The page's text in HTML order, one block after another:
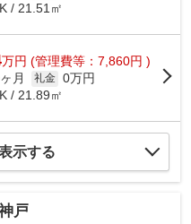
/ 21.51㎡
万円 (管理費等：7,860円 )
月 礼金 0万円
/ 21.89㎡
示する
戸